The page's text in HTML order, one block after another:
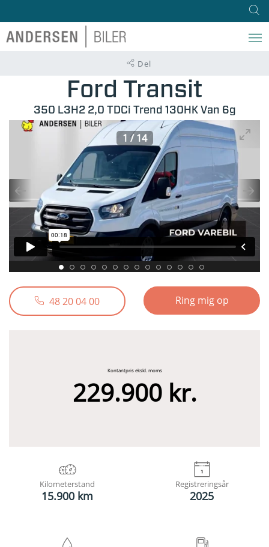
Del
Ford Transit
350 L3H2 2,0 TDCi Trend 130HK Van 6g
1 /14
48 20 04 00 Ring mig op
Kontantpris ekskl. moms
229.900 kr.
Kilometerstand
15.900 km
Registreringsår
2025